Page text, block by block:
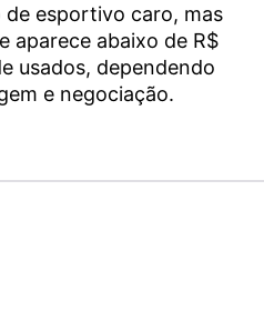
de esportivo caro, mas
aparece abaixo de R$
usados, dependendo
e negociação.